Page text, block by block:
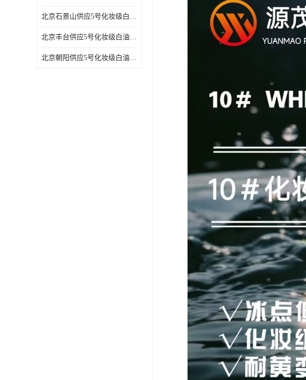
北京石景山供应5号化妆级白油缝纫机油 设备润滑油
北京丰台供应5号化妆级白油纤维与织物柔软光亮
北京朝阳供应5号化妆级白油纺织时的润滑剂